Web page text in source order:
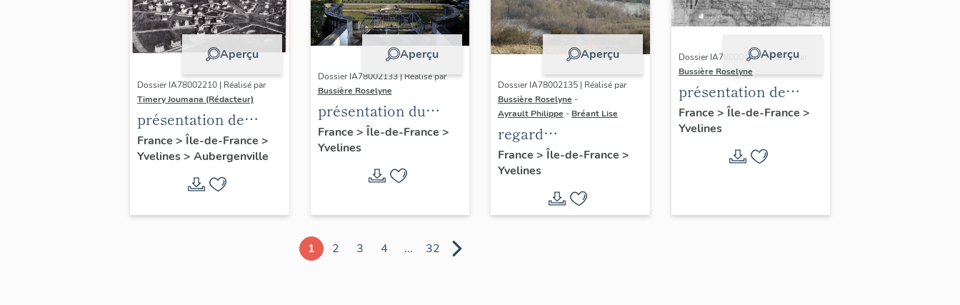
Aperçu
Dossier IA78002210 | Réalisé par
Timery Joumana (Rédacteur)
présentation de
l'étude
d'Elisabethville
France > Île-de-France >
Yvelines> Aubergenville
Aperçu
Dossier IA78002133 | Réalisé par
Bussière Roselyne
présentation du
diagnostic
patrimonial, urbain
et paysager de Seine-
France > Île-de-France >
Yvelines
Aperçu
Dossier IA78002135 | Réalisé par
Bussière Roselyne -
Ayrault Philippe - Bréant Lise
regard
photographique sur
le territoire de Seine-
France > Île-de-France >
Yvelines
Aperçu
Dossier IA78000496 | Réalisé par
Bussière Roselyne
présentation de
l'étude du
patrimoine de l'aire
d'étude Versailles
périphérie sud
France > Île-de-France >
Yvelines
1 2 3 4 ... 32